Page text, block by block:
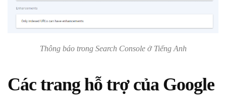
Thông báo trong Search Console ở Tiếng Anh
Các trang hỗ trợ của Google